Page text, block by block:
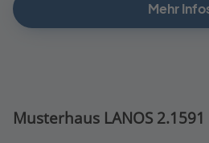
Mehr
Musterhaus LANOS 2.1591